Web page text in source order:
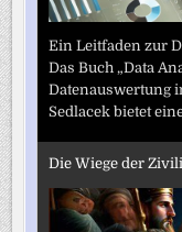
Ein Leitfaden zur
Das Buch „Data
Datenauswertung
Sedlacek bietet
Die Wiege der